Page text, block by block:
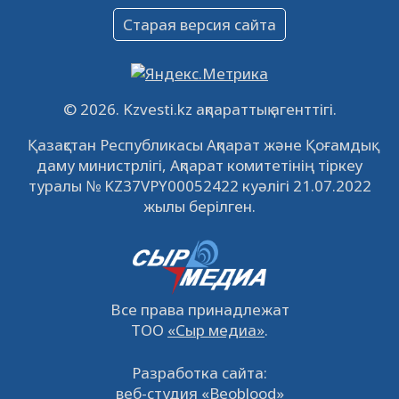
Объявление
09.12.2022
Свободные рабочие места
встречу с инвесторами в Кызылорде 22
ноября
21.11.2022 14951 0
© 2026. Kzvesti.kz ақпараттық агенттігі.
Қазақстан Республикасы Ақпарат және Қоғамдық
даму министрлігі, Ақпарат комитетінің тіркеу
туралы № KZ37VPY00052422 куәлігі 21.07.2022
жылы берілген.
Все права принадлежат
ТОО «Сыр медиа».
Старая версия сайта
Разработка сайта:
веб-студия «Beoblood»